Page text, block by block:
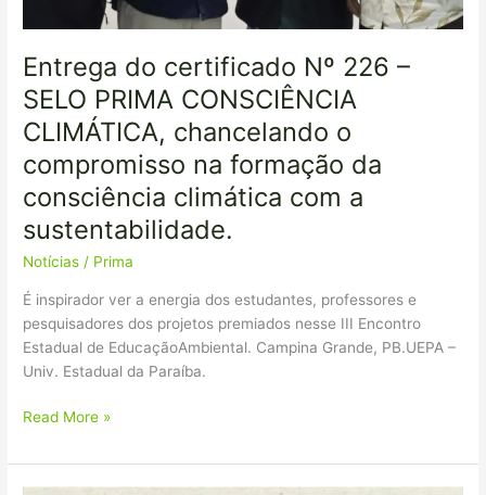
Entrega do certificado Nº 226 –
SELO PRIMA CONSCIÊNCIA
CLIMÁTICA, chancelando o
compromisso na formação da
consciência climática com a
sustentabilidade.
Notícias / Prima
É inspirador ver a energia dos estudantes, professores e
pesquisadores dos projetos premiados nesse III Encontro
Estadual de EducaçãoAmbiental. Campina Grande, PB.UEPA –
Univ. Estadual da Paraíba.
da
consciência
climática
com
a
sustentabilidade.
Read More »